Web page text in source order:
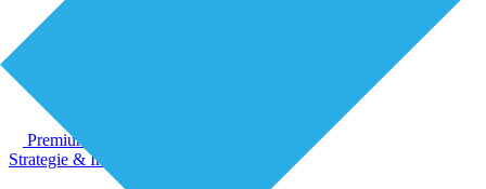
Premium
Strategie & Innovatie